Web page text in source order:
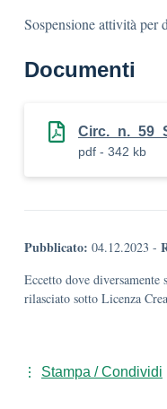
Sospensione attività per
Documenti
pdf - 342 kb
Pubblicato: 04.12.2023 -
Eccetto dove diversamente
rilasciato sotto Licenza
Stampa / Condividi